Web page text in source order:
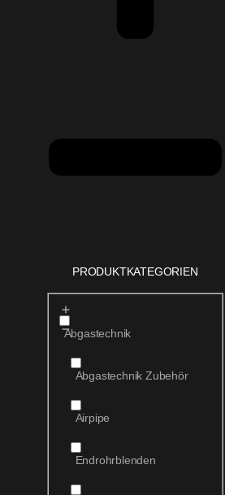
PRODUKTKATEGORIEN
Abgastechnik
Abgastechnik Zubehör
Airpipe
Endrohrblenden